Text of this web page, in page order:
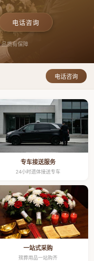
电话咨询
品质有保障
电话咨询
专车接送服务
24小时遗体接送专车
一站式采购
殡葬用品一站购齐